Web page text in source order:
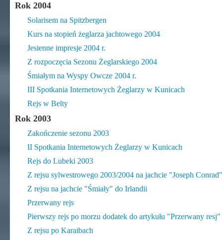
Rok 2004
Solarisem na Spitzbergen
Kurs na stopień żeglarza jachtowego 2004
Jesienne impresje 2004 r.
Z rozpoczęcia Sezonu Żeglarskiego 2004
Śmiałym na Wyspy Owcze 2004 r.
III Spotkania Internetowych Żeglarzy w Kunicach
Rejs w Belty
Rok 2003
Zakończenie sezonu 2003
II Spotkania Internetowych Żeglarzy w Kunicach
Rejs do Lubeki 2003
Z rejsu sylwestrowego 2003/2004 na jachcie "Joseph Conrad"
Z rejsu na jachcie "Śmiały" do Irlandii
Przerwany rejs
Pierwszy rejs po morzu dodatek do artykułu "Przerwany resj"
Z rejsu po Karaibach